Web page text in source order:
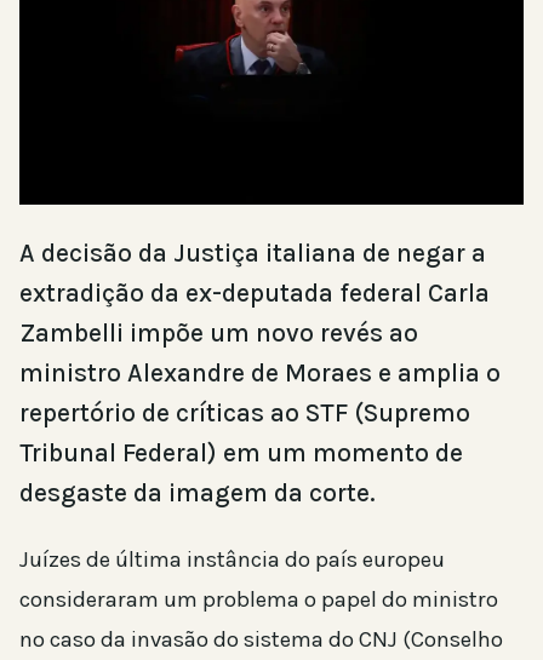
A decisão da Justiça italiana de negar a
extradição da ex-deputada federal Carla
Zambelli impõe um novo revés ao
ministro Alexandre de Moraes e amplia o
repertório de críticas ao STF (Supremo
Tribunal Federal) em um momento de
desgaste da imagem da corte.
Juízes de última instância do país europeu
consideraram um problema o papel do ministro
no caso da invasão do sistema do CNJ (Conselho